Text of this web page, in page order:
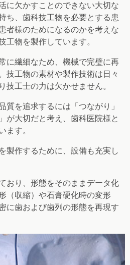
に欠かすことのできない大切な
ち、歯科技工物を必要とする患
者様のためになるのかを考えな
工物を製作しています。
に繊細なため、機械で完璧に再
技工物の素材や製作技術は日々
技工士の力は欠かせません。
質を追求するには 「つながり」
が大切だと考え、歯科医院様と
ます。
製作するために、設備も充実し
おり、形態をそのままデータ化
（収縮）や石膏硬化時の変形
に歯および歯列の形態を再現す